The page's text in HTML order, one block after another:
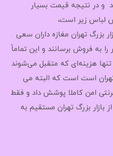
و در نتیجه قیمت بسیار
لباس زیر است،
بزرگ تهران مغازه داران سعی
به فروش برسانند و این تماماً
هزینه‌ای که متقبل می‌شوند
تهران است است که البته می
امن کاملا پوشش داد و فقط
بازار بزرگ تهران مستقیم به